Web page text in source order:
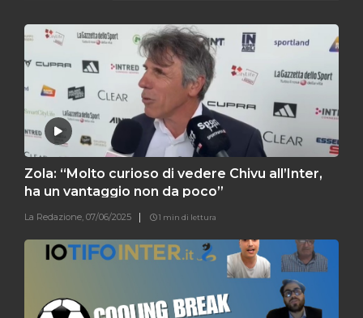
Zola: “Molto curioso di vedere Chivu all’Inter,
ha un vantaggio non da poco”
La Redazione, 07/06/2025 1 min di lettura